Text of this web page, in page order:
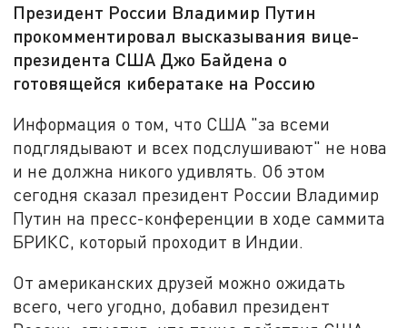
Президент России Владимир Путин
прокомментировал высказывания вице-
президента США Джо Байдена о
готовящейся кибератаке на Россию
Информация о том, что США "за всеми
подглядывают и всех подслушивают" не нова
и не должна никого удивлять. Об этом
сегодня сказал президент России Владимир
Путин на пресс-конференции в ходе саммита
БРИКС, который проходит в Индии.
От американских друзей можно ожидать
всего, чего угодно, добавил президент